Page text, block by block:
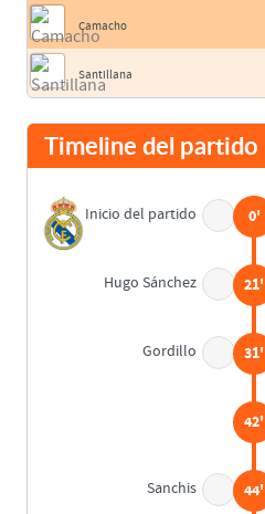
Camacho
Santillana
Timeline del partido
Inicio del partido 0'
Hugo Sánchez 21'
Gordillo 31'
42'
Sanchis 44'